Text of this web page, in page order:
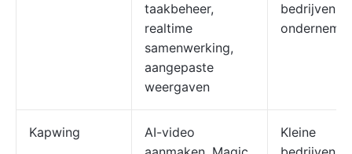
taakbeheer,
realtime
samenwerking,
aangepaste
weergaven
bedrijven
Kapwing
AI-video
Kleine